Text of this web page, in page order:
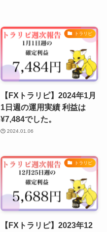
トラリピ
【FXトラリピ】2024年1月
1日週の運用実績 利益は
¥7,484でした。
2024.01.06
トラリピ
【FXトラリピ】2023年12